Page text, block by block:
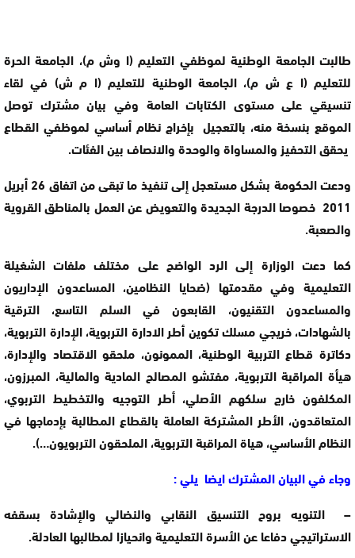
طالبت الجامعة الوطنية لموظفي التعليم (ا وش م)، الجامعة الحرة
للتعليم (ا ع ش م)، الجامعة الوطنية للتعليم (ا م ش) في لقاء
تنسيقي على مستوى الكتابات العامة وفي بيان مشترك توصل
الموقع بنسخة منه، بالتعجيل بإخراج نظام أساسي لموظفي القطاع
يحقق التحفيز والمساواة والوحدة والانصاف بين الفئات.
ودعت الحكومة بشكل مستعجل إلى تنفيذ ما تبقى من اتفاق 26 أبريل
2011 خصوصا الدرجة الجديدة والتعويض عن العمل بالمناطق القروية
والصعبة.
كما دعت الوزارة إلى الرد الواضح على مختلف ملفات الشغيلة
التعليمية وفي مقدمتها (ضحايا النظامين، المساعدون الإداريون
والمساعدون التقنيون، القابعون في السلم التاسع، الترقية
بالشهادات، خريجي مسلك تكوين أطر الادارة التربوية، الإدارة التربوية،
دكاترة قطاع التربية الوطنية، الممونون، ملحقو الاقتصاد والإدارة،
هيأة المراقبة التربوية، مفتشو المصالح المادية والمالية، المبرزون،
المكلفون خارج سلكهم الأصلي، أطر التوجيه والتخطيط التربوي،
المتعاقدون، الأطر المشتركة العاملة بالقطاع المطالبة بإدماجها في
النظام الأساسي، هياة المراقبة التربوية، الملحقون التربويون…).
وجاء في البيان المشترك ايضا يلي :
– التنويه بروح التنسيق النقابي والنضالي والإشادة بسقفه
الاستراتيجي دفاعا عن الأسرة التعليمية وانحيازا لمطالبها العادلة.